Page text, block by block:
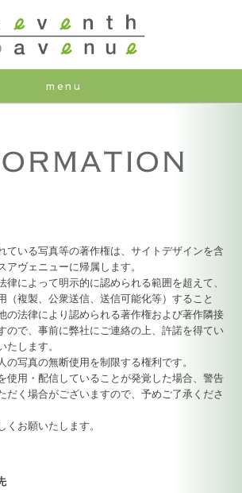
menu
ている写真等の著作権は、サイトデザインを含
アヴェニューに帰属します。
律によって明示的に認められる範囲を超えて、
（複製、公衆送信、送信可能化等）すること
の法律により認められる著作権および著作隣接
ので、事前に弊社にご連絡の上、許諾を得てい
たします。
の写真の無断使用を制限する権利です。
使用・配信していることが発覚した場合、警告
だく場合がございますので、予めご了承くださ
くお願いたします。